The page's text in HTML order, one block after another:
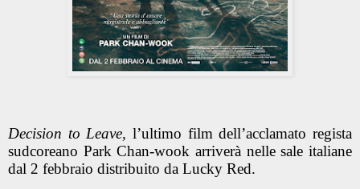
Decision to Leave, l’ultimo film dell’acclamato regista
sudcoreano Park Chan-wook arriverà nelle sale italiane
dal 2 febbraio distribuito da Lucky Red.